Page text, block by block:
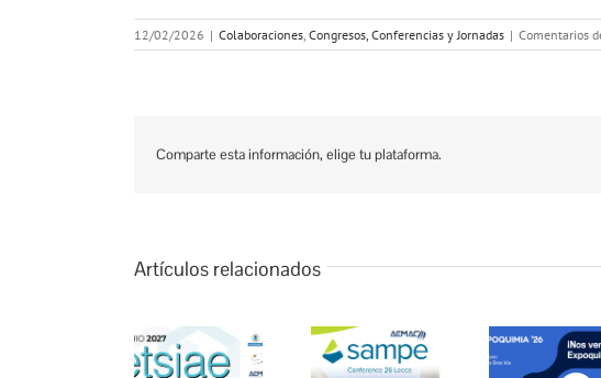
12/02/2026 | Colaboraciones, Congresos, Conferencias y Jornadas | Comentarios
Comparte esta información, elige tu plataforma.
Artículos relacionados
AEMAC
AEMAC